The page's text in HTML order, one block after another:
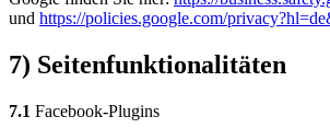
und https://policies.google.com/privacy?hl=de
7) Seitenfunktionalitäten
7.1 Facebook-Plugins